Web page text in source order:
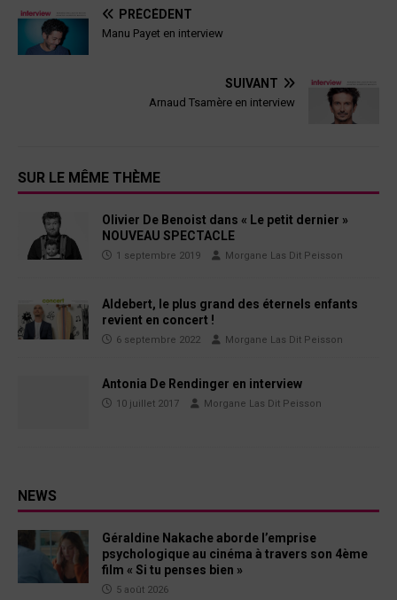
PRÉCÉDENT
Manu Payet en interview
SUIVANT
Arnaud Tsamère en interview
SUR LE MÊME THÈME
Olivier De Benoist dans « Le petit dernier »
NOUVEAU SPECTACLE
1 septembre 2019 Morgane Las Dit Peisson
Aldebert, le plus grand des éternels enfants
revient en concert !
6 septembre 2022 Morgane Las Dit Peisson
Antonia De Rendinger en interview
10 juillet 2017 Morgane Las Dit Peisson
NEWS
Géraldine Nakache aborde l’emprise
psychologique au cinéma à travers son 4ème
film « Si tu penses bien »
5 août 2026